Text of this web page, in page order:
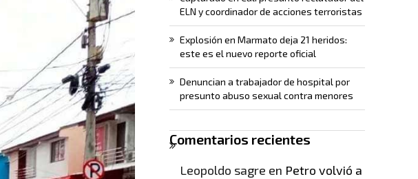
ELN y coordinador de acciones terroristas
Explosión en Marmato deja 21 heridos:
este es el nuevo reporte oficial
Denuncian a trabajador de hospital por
presunto abuso sexual contra menores
Comentarios recientes
Leopoldo sagre en Petro volvió a